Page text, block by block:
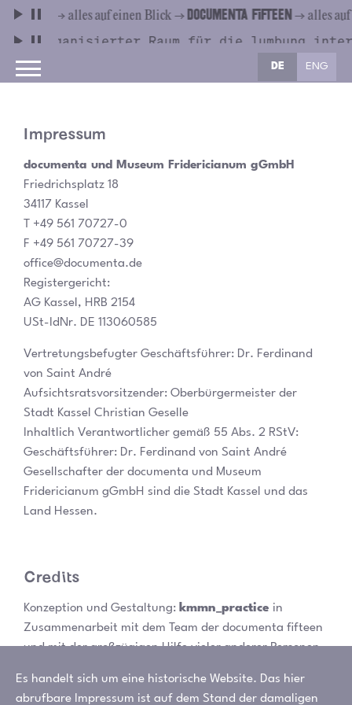
DE ENG
Impressum
documenta und Museum Fridericianum gGmbH
Friedrichsplatz 18
34117 Kassel
T +49 561 70727-0
F +49 561 70727-39
office@documenta.de
Registergericht:
AG Kassel, HRB 2154
USt-IdNr. DE 113060585
Vertretungsbefugter Geschäftsführer: Dr. Ferdinand
von Saint André
Aufsichtsratsvorsitzender: Oberbürgermeister der
Stadt Kassel Christian Geselle
Inhaltlich Verantwortlicher gemäß 55 Abs. 2 RStV:
Geschäftsführer: Dr. Ferdinand von Saint André
Gesellschafter der documenta und Museum
Fridericianum gGmbH sind die Stadt Kassel und das
Land Hessen.
Credits
Konzeption und Gestaltung: kmmn_practice in
Zusammenarbeit mit dem Team der documenta fifteen
und mit der großzügigen Hilfe vieler anderer Personen.
Es handelt sich um eine historische Website. Das hier
abrufbare Impressum ist auf dem Stand der damaligen